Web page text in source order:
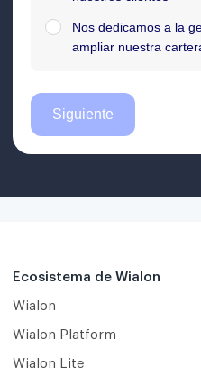
Ecosistema de Wialon
Wialon
Wialon Platform
Wialon Lite